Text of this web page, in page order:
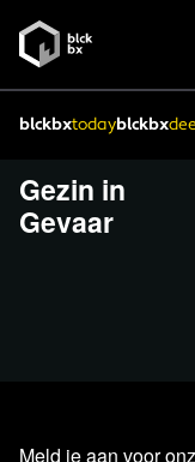
blckbxtodayblckbx
Gezin in
Gevaar
Meld je aan voor